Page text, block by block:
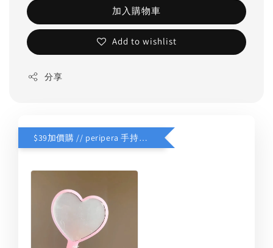
加入購物車
Add to wishlist
分享
$39加價購 // peripera 手持化妝鏡